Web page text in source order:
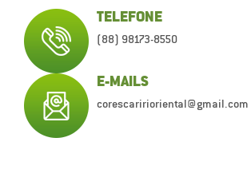
TELEFONE
(88) 98173-8550
E-MAILS
corescaririoriental@gmail.com